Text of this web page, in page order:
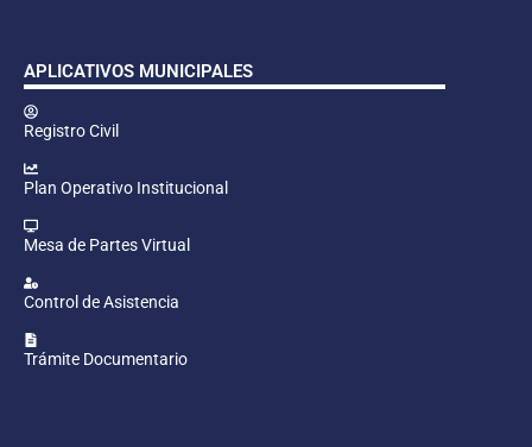
APLICATIVOS MUNICIPALES
Registro Civil
Plan Operativo Institucional
Mesa de Partes Virtual
Control de Asistencia
Trámite Documentario